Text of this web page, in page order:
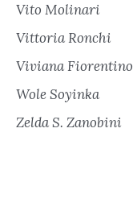
Vito Molinari
Vittoria Ronchi
Viviana Fiorentino
Wole Soyinka
Zelda S. Zanobini